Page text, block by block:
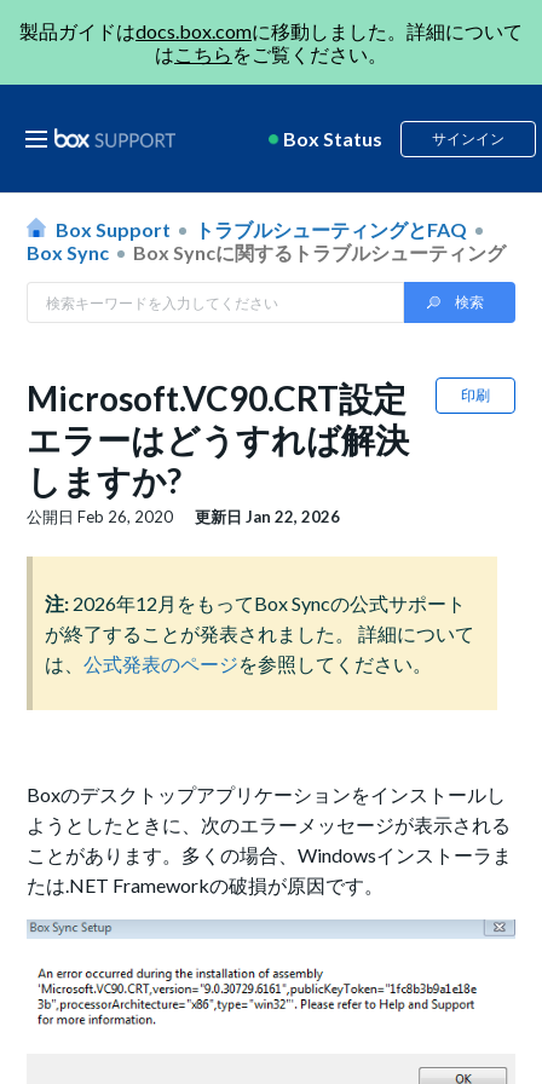
製品ガイドはdocs.box.comに移動しました。詳細について
はこちら をご覧ください。
Box Status サインイン
Box Support
トラブルシューティングとFAQ
Box Sync
Box Syncに関するトラブルシューティング
印刷
Microsoft.VC90.CRT設定
エラーはどうすれば解決
しますか?
公開日Feb 26, 2020 更新日Jan 22, 2026
注: 2026年12月をもってBox Syncの公式サポート
が終了することが発表されました。 詳細について
は、公式発表のページを参照してください。
Boxのデスクトップアプリケーションをインストールし
ようとしたときに、次のエラーメッセージが表示される
ことがあります。多くの場合、Windowsインストーラま
たは.NET Frameworkの破損が原因です。